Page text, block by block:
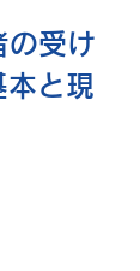
の受け
本と現